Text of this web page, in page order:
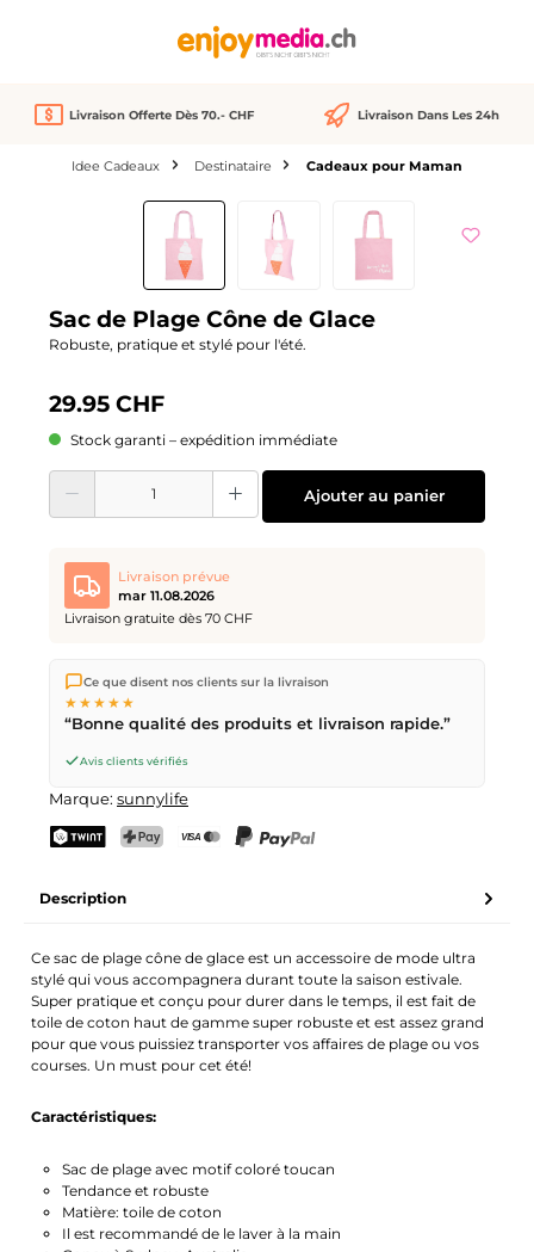
Livraison Offerte Dès 70.- CHF Livraison Dans Les 24h
Idee Cadeaux Destinataire Cadeaux pour Maman
Ignorer la galerie d'images
Sac de Plage Cône de Glace
Robuste, pratique et stylé pour l'été.
29.95 CHF
Stock garanti – expédition immédiate
Quantité de produit : Entrez la quantité souhaitée ou utilisez les boutons
Ajouter au panier
Livraison prévue
mar 11.08.2026
Livraison gratuite dès 70 CHF
Nous expédions directement depuis notre entrepôt à Kriens,
en Suisse.Livraison gratuitedèsCHF 70
passées avant
livraison leprochain jour ouvrable par la Poste Suisse.
Ce que disent nos clients sur la livraison
★★★★★
“Bonne qualité des produits et livraison rapide.”
Avis clients vérifiés
Marque: sunnylife
Description
Ce sac de plage cône de glace est un accessoire de mode ultra
stylé qui vous accompagnera durant toute la saison estivale.
Super pratique et conçu pour durer dans le temps, il est fait de
toile de coton haut de gamme super robuste et est assez grand
pour que vous puissiez transporter vos affaires de plage ou vos
courses. Un must pour cet été!
Caractéristiques:
Sac de plage avec motif coloré toucan
Tendance et robuste
Matière: toile de coton
Il est recommandé de le laver à la main